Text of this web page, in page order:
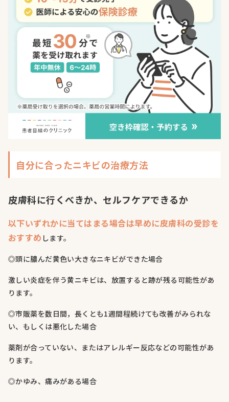
自分に合ったニキビの治療方法
皮膚科に行くべきか、セルフケアできるか
以下いずれかに当てはまる場合は早めに皮膚科の受診を
おすすめ します。
◎頭に膿んだ黄色い大きなニキビができた場合
激しい炎症を伴う黄ニキビは、放置すると跡が残る可能性があ
ります。
◎市販薬を数日間，長くとも1週間程続けても改善がみられな
い、もしくは悪化した場合
薬剤が合っていない、またはアレルギー反応などの可能性があ
ります。
◎かゆみ、痛みがある場合